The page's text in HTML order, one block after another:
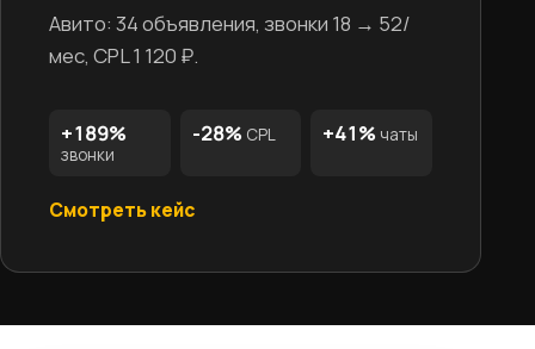
Авито: 34 объявления, звонки 18 → 52/
мес, CPL 1 120 ₽.
+189%
звонки
-28% CPL +41% чаты
Смотреть кейс